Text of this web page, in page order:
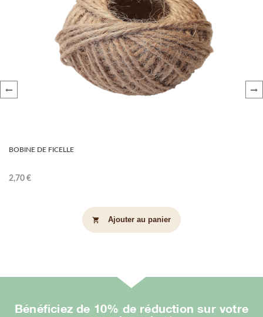
BOBINE DE FICELLE
2,70 €
shopping_cart Ajouter au panier
Bénéficiez de 10% de réduction sur votre